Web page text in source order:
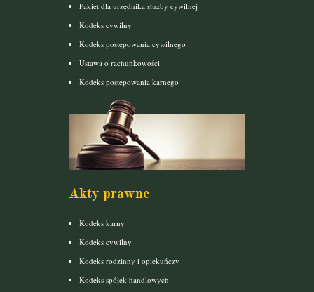
Pakiet dla urzędnika służby cywilnej
Kodeks cywilny
Kodeks postępowania cywilnego
Ustawa o rachunkowości
Kodeks postepowania karnego
Akty prawne
Kodeks karny
Kodeks cywilny
Kodeks rodzinny i opiekuńczy
Kodeks spółek handlowych